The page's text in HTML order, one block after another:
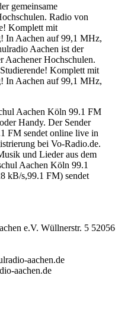
gemeinsame
Radio von
Komplett mit
In Aachen auf 99,1 MHz,
Aachen ist der
Aachener Hochschulen.
Komplett mit
In Aachen auf 99,1 MHz,
Aachen Köln 99.1 FM
Handy. Der Sender
FM sendet online live in
bei Vo-Radio.de.
und Lieder aus dem
Aachen Köln 99.1
kB/s,99.1 FM) sendet
e.V. Wüllnerstr. 5 52056
aachen.de
aachen.de